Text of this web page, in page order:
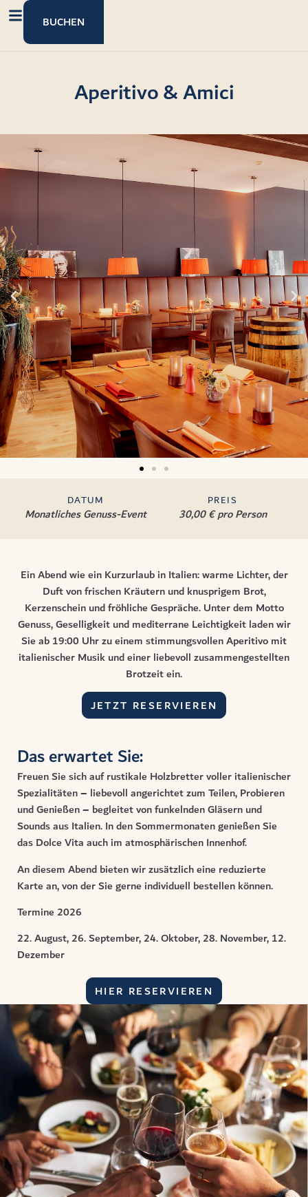
springenBUCHEN
Aperitivo & Amici
DATUM
Monatliches Genuss-Event
PREIS
30,00 € pro Person
Ein Abend wie ein Kurzurlaub in Italien: warme Lichter, der
Duft von frischen Kräutern und knusprigem Brot,
Kerzenschein und fröhliche Gespräche. Unter dem Motto
Genuss, Geselligkeit und mediterrane Leichtigkeit laden wir
Sie ab 19:00 Uhr zu einem stimmungsvollen Aperitivo mit
italienischer Musik und einer liebevoll zusammengestellten
Brotzeit ein.
JETZT RESERVIEREN
Das erwartet Sie:
Freuen Sie sich auf rustikale Holzbretter voller italienischer
Spezialitäten – liebevoll angerichtet zum Teilen, Probieren
und Genießen – begleitet von funkelnden Gläsern und
Sounds aus Italien. In den Sommermonaten genießen Sie
das Dolce Vita auch im atmosphärischen Innenhof.
An diesem Abend bieten wir zusätzlich eine reduzierte
Karte an, von der Sie gerne individuell bestellen können.
Termine 2026
22. August, 26. September, 24. Oktober, 28. November, 12.
Dezember
HIER RESERVIEREN